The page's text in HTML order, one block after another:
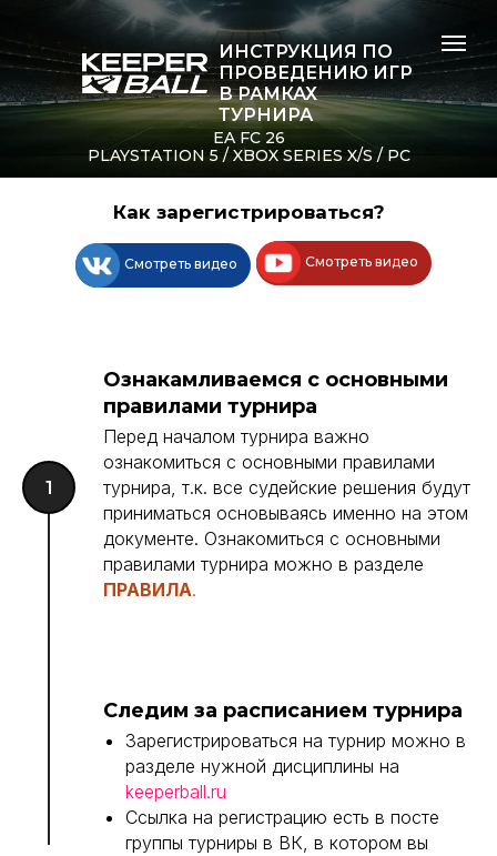
ИНСТРУКЦИЯ ПО
ПРОВЕДЕНИЮ ИГР
В РАМКАХ
ТУРНИРА
EA FC 26
PLAYSTATION 5 / XBOX SERIES X/S / PC
Смотреть видео Смотреть видео
Как зарегистрироваться?
Ознакамливаемся с основными
правилами турнира
Перед началом турнира важно
ознакомиться с основными правилами
турнира, т.к. все судейские решения будут
приниматься основываясь именно на этом
документе. Ознакомиться с основными
правилами турнира можно в разделе
ПРАВИЛА.
Следим за расписанием турнира
Зарегистрироваться на турнир можно в
разделе нужной дисциплины на
keeperball.ru
Ссылка на регистрацию есть в посте
группы турниры в ВК, в котором вы